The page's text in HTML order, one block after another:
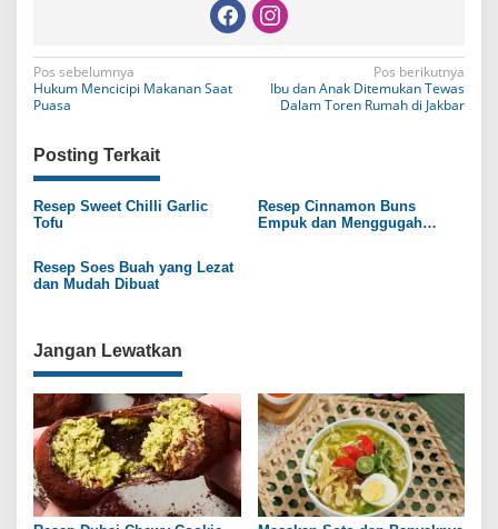
N
a
v
i
g
a
s
i
o
s
Pos sebelumnya
Hukum Mencicipi Makanan Saat
Puasa
Pos berikutnya
Ibu dan Anak Ditemukan Tewas
Dalam Toren Rumah di Jakbar
Posting Terkait
Resep Sweet Chilli Garlic
Tofu
Resep Cinnamon Buns
Empuk dan Menggugah
Resep Soes Buah yang Lezat
dan Mudah Dibuat
Jangan Lewatkan